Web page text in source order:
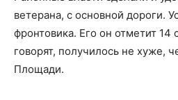
ветерана, с основной дороги.
фронтовика. Его он отметит 14
говорят, получилось не хуже,
Площади.